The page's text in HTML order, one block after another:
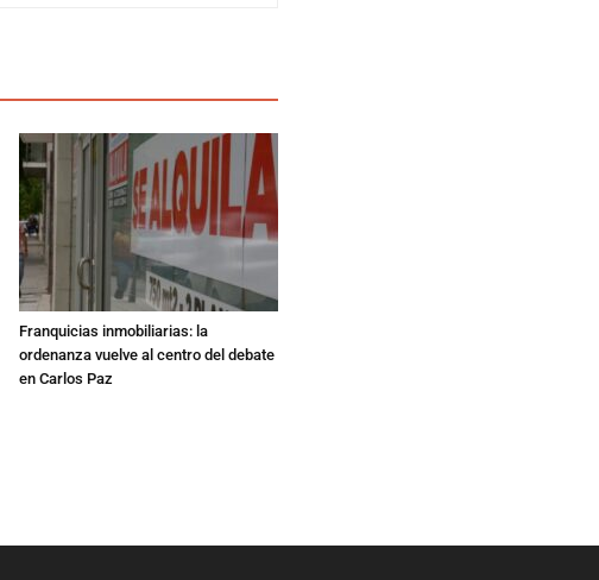
Franquicias inmobiliarias: la
ordenanza vuelve al centro del debate
en Carlos Paz